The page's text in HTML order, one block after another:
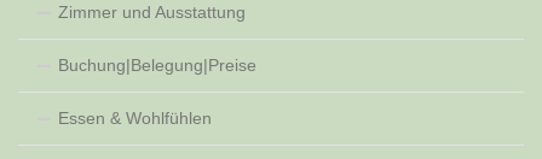
Zimmer und Ausstattung
Buchung|Belegung|Preise
Essen & Wohlfühlen